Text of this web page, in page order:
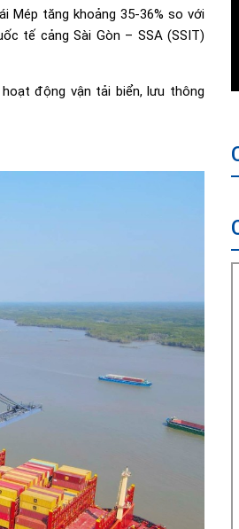
Mép tăng khoảng 35-36% so với
tế cảng Sài Gòn – SSA (SSIT)
động vận tải biển, lưu thông